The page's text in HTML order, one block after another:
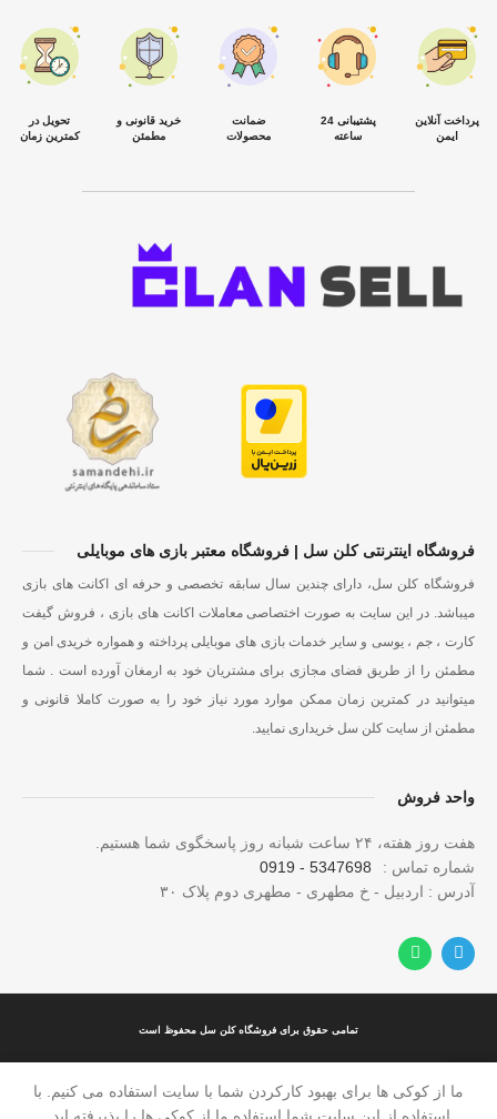
پرداخت آنلاین
ایمن
پشتیبانی 24
ساعته
ضمانت
محصولات
خرید قانونی و
مطمئن
تحویل در
کمترین زمان
فروشگاه اینترنتی کلن سل | فروشگاه معتبر بازی های موبایلی
فروشگاه کلن سل، دارای چندین سال سابقه تخصصی و حرفه ای اکانت های بازی
میباشد. در این سایت به صورت اختصاصی معاملات اکانت های بازی ، فروش گیفت
کارت ، جم ، یوسی و سایر خدمات بازی های موبایلی پرداخته و همواره خریدی امن و
مطمئن را از طریق فضای مجازی برای مشتریان خود به ارمغان آورده است . شما
میتوانید در کمترین زمان ممکن موارد مورد نیاز خود را به صورت کاملا قانونی و
مطمئن از سایت کلن سل خریداری نمایید.
واحد فروش
هفت روز هفته، ۲۴ ساعت شبانه‌ روز پاسخگوی شما هستیم.
شماره تماس :
5347698 - 0919
آدرس : اردبیل - خ مطهری - مطهری دوم پلاک ۳۰
تمامی حقوق برای فروشگاه کلن سل محفوظ است
حساب من
خانه
ما از کوکی ها برای بهبود کارکردن شما با سایت استفاده می کنیم. با
استفاده از این سایت شما استفاده ما از کوکی ها را پذیرفته اید.